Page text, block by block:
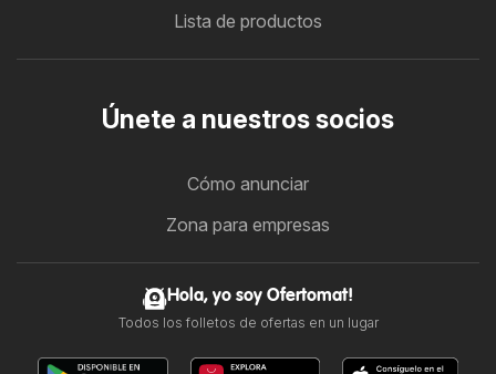
Lista de productos
Únete a nuestros socios
Cómo anunciar
Zona para empresas
Hola, yo soy Ofertomat!
Todos los folletos de ofertas en un lugar